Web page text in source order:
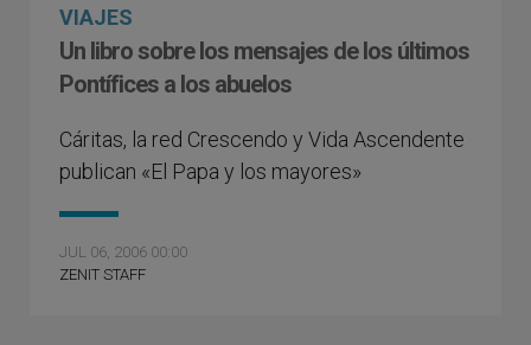
VIAJES
Un libro sobre los mensajes de los últimos
Pontífices a los abuelos
Cáritas, la red Crescendo y Vida Ascendente
publican «El Papa y los mayores»
JUL 06, 2006 00:00
ZENIT STAFF